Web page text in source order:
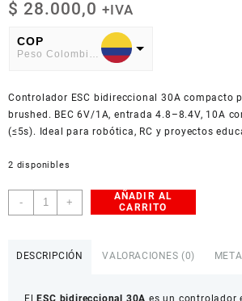
$ 28.000,0 +IVA
COP
American Dollar
Controlador ESC bidireccional 30A compacto
brushed. BEC 6V/1A, entrada 4.8–8.4V, 10A
(≤5s). Ideal para robótica, RC y proyectos
2 disponibles
-
Controlador
ESC
+
AÑADIR AL
CARRITO
DESCRIPCIÓN VALORACIONES (0)
ElESC bidireccional 30A es un controlador